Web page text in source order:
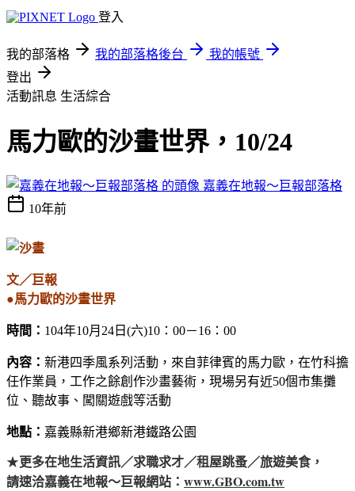
登入
我的部落格 我的部落格後台
我的帳號
登出
活動訊息 生活綜合
馬力歐的沙畫世界，10/24
嘉義在地報～巨報部落格
10年前
文／巨報
●馬力歐的沙畫世界
時間： 104年10月24日(六)10：00－16：00
內容： 新港四季風系列活動，來自菲律賓的馬力歐，在竹科擔
任作業員，工作之餘創作沙畫藝術，現場另有近50個市集攤
位、聽故事、闖關遊戲等活動
地點： 嘉義縣新港鄉新港鐵路公園
★更多在地生活資訊／求職求才／租屋跳蚤／旅遊美食，
請速洽嘉義在地報～巨報網站： www.GBO.com.tw